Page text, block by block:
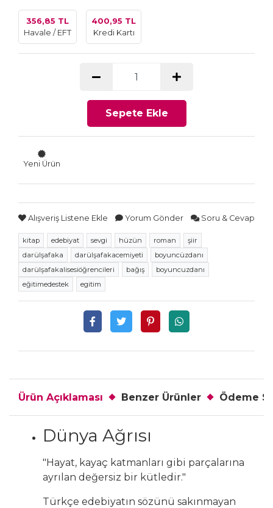
356,85 TL
Havale / EFT
400,95 TL
Kredi Kartı
Sepete Ekle
Yeni Ürün
Alışveriş Listene Ekle Yorum Gönder Soru & Cevap
kitap edebiyat sevgi hüzün roman
şiir
darülşafaka
darülşafakacemiyeti
boyuncüzdanı
darülşafakalisesiöğrencileri
bağış
boyuncuzdanı
eğitimedestek
egitim
Ürün Açıklaması Benzer Ürünler Ödeme
Dünya Ağrısı
"Hayat, kayaç katmanları gibi parçalarına
ayrılan değersiz bir kütledir."
Türkçe edebiyatın sözünü sakınmayan